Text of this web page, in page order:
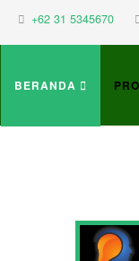
+62 31 5345670
BERANDA